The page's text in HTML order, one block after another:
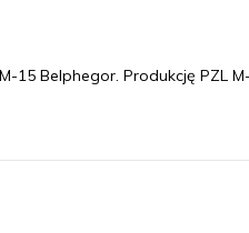
15 Belphegor. Produkcję PZL